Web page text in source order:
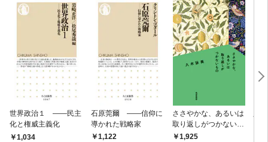
世界政治１ ――民主
化と権威主義化
1,034
石原莞爾 ――信仰に
導かれた戦略家
1,122
ささやかな、あるいは
取り返しがつかないも
の1,925